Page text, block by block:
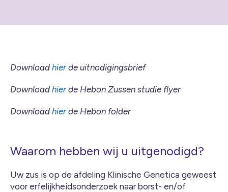
Download hierde uitnodigingsbrief
Download hierde Hebon Zussen studie flyer
Download hierde Hebon folder
Waarom hebben wij u uitgenodigd?
Uw zus is op de afdeling Klinische Genetica geweest
voor erfelijkheidsonderzoek naar borst- en/of